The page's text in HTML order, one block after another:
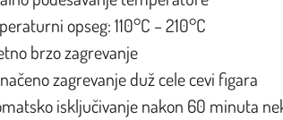
opseg: 110°C – 210°C
brzo zagrevanje
zagrevanje duž cele cevi figara
isključivanje nakon 60 minuta